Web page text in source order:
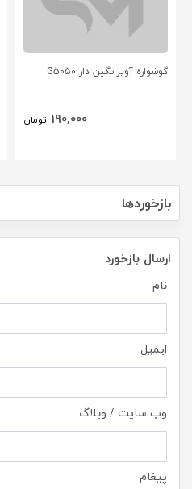
گوشواره آویز نگین دار G5050
190,000 تومان
بازخوردها
ارسال بازخورد
نام
ایمیل
وب سایت / وبلاگ
پیغام